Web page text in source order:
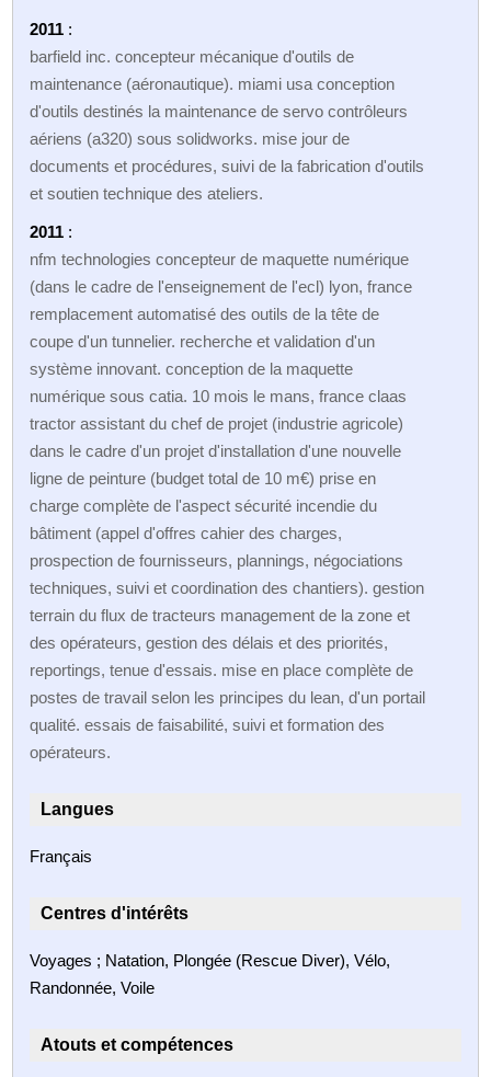
2011 :
barfield inc. concepteur mécanique d'outils de
maintenance (aéronautique). miami usa conception
d'outils destinés la maintenance de servo contrôleurs
aériens (a320) sous solidworks. mise jour de
documents et procédures, suivi de la fabrication d'outils
et soutien technique des ateliers.
2011 :
nfm technologies concepteur de maquette numérique
(dans le cadre de l'enseignement de l'ecl) lyon, france
remplacement automatisé des outils de la tête de
coupe d'un tunnelier. recherche et validation d'un
système innovant. conception de la maquette
numérique sous catia. 10 mois le mans, france claas
tractor assistant du chef de projet (industrie agricole)
dans le cadre d'un projet d'installation d'une nouvelle
ligne de peinture (budget total de 10 m€) prise en
charge complète de l'aspect sécurité incendie du
bâtiment (appel d'offres cahier des charges,
prospection de fournisseurs, plannings, négociations
techniques, suivi et coordination des chantiers). gestion
terrain du flux de tracteurs management de la zone et
des opérateurs, gestion des délais et des priorités,
reportings, tenue d'essais. mise en place complète de
postes de travail selon les principes du lean, d'un portail
qualité. essais de faisabilité, suivi et formation des
opérateurs.
Langues
Français
Centres d'intérêts
Voyages ; Natation, Plongée (Rescue Diver), Vélo,
Randonnée, Voile
Atouts et compétences